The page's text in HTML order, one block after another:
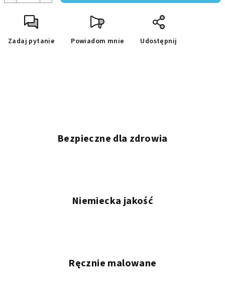
Zadaj pytanie Powiadom mnie Udostępnij
Bezpieczne dla zdrowia
Niemiecka jakość
Ręcznie malowane